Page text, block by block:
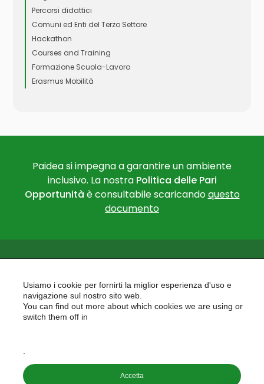
Percorsi didattici
Comuni ed Enti del Terzo Settore
Hackathon
Courses and Training
Formazione Scuola-Lavoro
Erasmus Mobilità
Paidea si impegna a garantire un ambiente
inclusivo. La nostra Politica delle Pari
Opportunità è consultabile scaricandoquesto
documento
PAIDEA
Usiamo i cookie per fornirti la miglior esperienza d'uso e
navigazione sul nostro sito web.
You can find out more about which cookies we are using or
switch them off in
Accetta